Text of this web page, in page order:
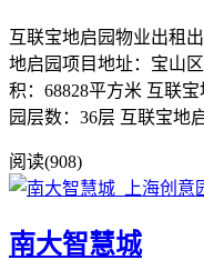
互联宝地启园物业出租
地启园项目地址：宝山
积：68828平方米 互联
园层数：36层 互联宝地
阅读(908)
南大智慧城